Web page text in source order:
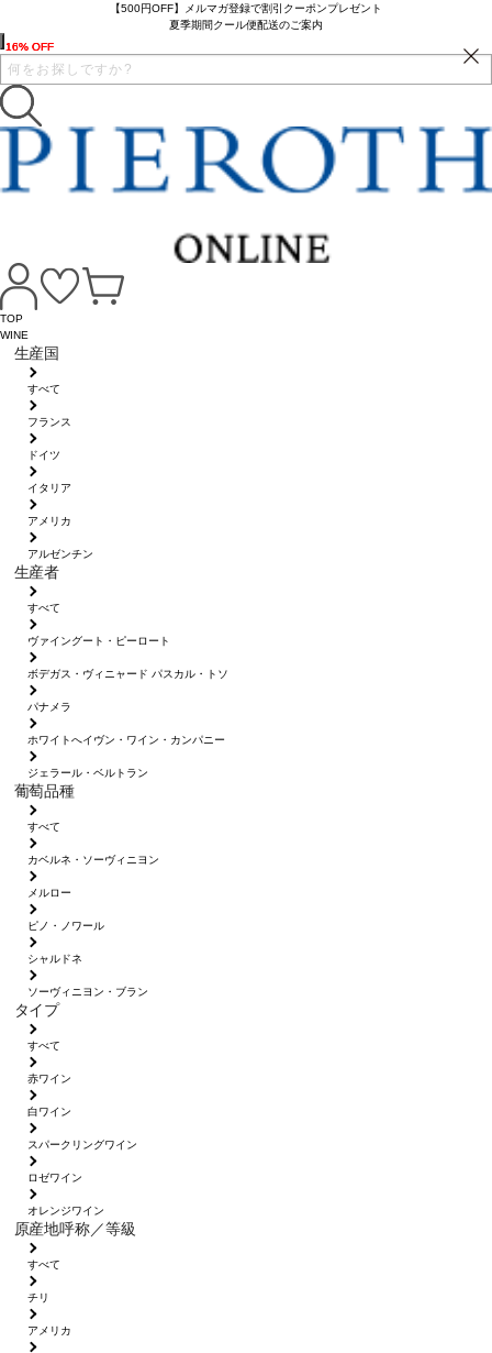
【500円OFF】メルマガ登録で割引クーポンプレゼント
夏季期間クール便配送のご案内
TOP
WINE
生産国
すべて
フランス
ドイツ
イタリア
アメリカ
アルゼンチン
生産者
すべて
ヴァイングート・ピーロート
ボデガス・ヴィニャード パスカル・トソ
パナメラ
ホワイトへイヴン・ワイン・カンパニー
ジェラール・ベルトラン
葡萄品種
すべて
カベルネ・ソーヴィニヨン
メルロー
ピノ・ノワール
シャルドネ
ソーヴィニヨン・ブラン
タイプ
すべて
赤ワイン
白ワイン
スパークリングワイン
ロゼワイン
オレンジワイン
原産地呼称／等級
すべて
チリ
アメリカ
16% OFF
16% OFF
16% OFF